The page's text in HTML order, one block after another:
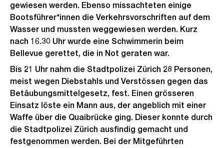
gewiesen werden. Ebenso missachteten einige
Bootsführer*innen die Verkehrsvorschriften auf dem
Wasser und mussten weggewiesen werden. Kurz
nach 16.30 Uhr wurde eine Schwimmerin beim
Bellevue gerettet, die in Not geraten war.
Bis 21 Uhr nahm die Stadtpolizei Zürich 28 Personen,
meist wegen Diebstahls und Verstössen gegen das
Betäubungsmittelgesetz, fest. Einen grösseren
Einsatz löste ein Mann aus, der angeblich mit einer
Waffe über die Quaibrücke ging. Dieser konnte durch
die Stadtpolizei Zürich ausfindig gemacht und
festgenommen werden. Bei der Mitgeführten